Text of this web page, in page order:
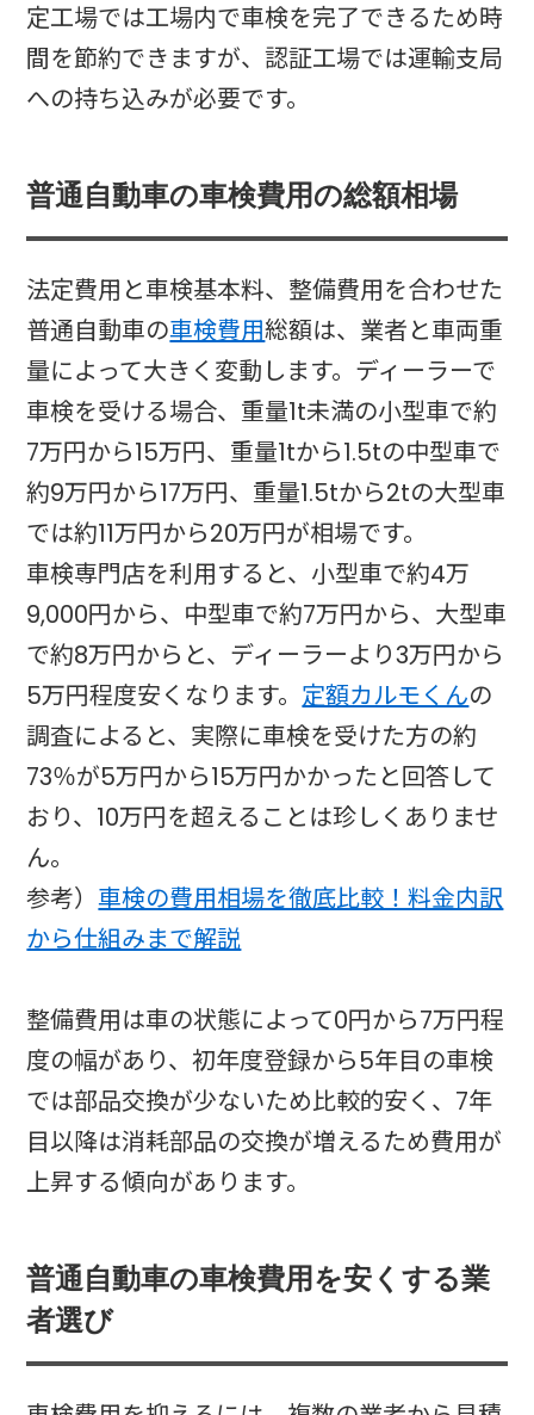
定工場では工場内で車検を完了できるため時
間を節約できますが、認証工場では運輸支局
への持ち込みが必要です。​
普通自動車の車検費用の総額相場
法定費用と車検基本料、整備費用を合わせた
普通自動車の車検費用総額は、業者と車両重
量によって大きく変動します。ディーラーで
車検を受ける場合、重量1t未満の小型車で約
7万円から15万円、重量1tから1.5tの中型車で
約9万円から17万円、重量1.5tから2tの大型車
では約11万円から20万円が相場です。​
車検専門店を利用すると、小型車で約4万
9,000円から、中型車で約7万円から、大型車
で約8万円からと、ディーラーより3万円から
5万円程度安くなります。 定額カルモくんの
調査によると、実際に車検を受けた方の約
73％が5万円から15万円かかったと回答して
おり、10万円を超えることは珍しくありませ
ん。
参考）車検の費用相場を徹底比較！料金内訳
から仕組みまで解説
整備費用は車の状態によって0円から7万円程
度の幅があり、初年度登録から5年目の車検
では部品交換が少ないため比較的安く、7年
目以降は消耗部品の交換が増えるため費用が
上昇する傾向があります。​
普通自動車の車検費用を安くする業
者選び